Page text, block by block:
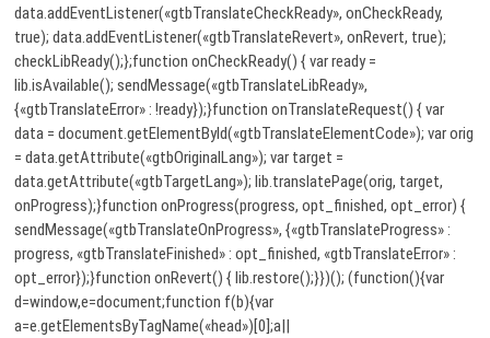
data.addEventListener(«gtbTranslateCheckReady», onCheckReady,
true); data.addEventListener(«gtbTranslateRevert», onRevert, true);
checkLibReady();};function onCheckReady() { var ready =
lib.isAvailable(); sendMessage(«gtbTranslateLibReady»,
{«gtbTranslateError» : !ready});}function onTranslateRequest() { var
data = document.getElementById(«gtbTranslateElementCode»); var orig
= data.getAttribute(«gtbOriginalLang»); var target =
data.getAttribute(«gtbTargetLang»); lib.translatePage(orig, target,
onProgress);}function onProgress(progress, opt_finished, opt_error) {
sendMessage(«gtbTranslateOnProgress», {«gtbTranslateProgress» :
progress, «gtbTranslateFinished» : opt_finished, «gtbTranslateError» :
opt_error});}function onRevert() { lib.restore();}})(); (function(){var
d=window,e=document;function f(b){var
a=e.getElementsByTagName(«head»)[0];a||